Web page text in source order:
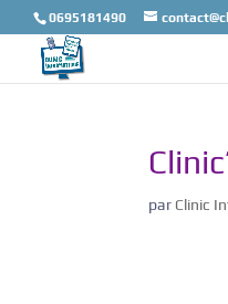
0695181490
par Clinic